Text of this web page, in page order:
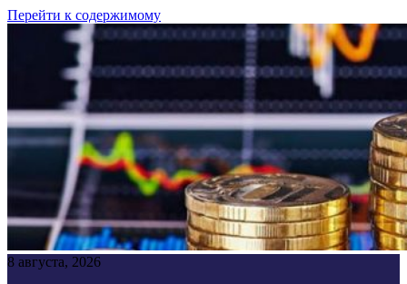
Перейти к содержимому
8 августа, 2026